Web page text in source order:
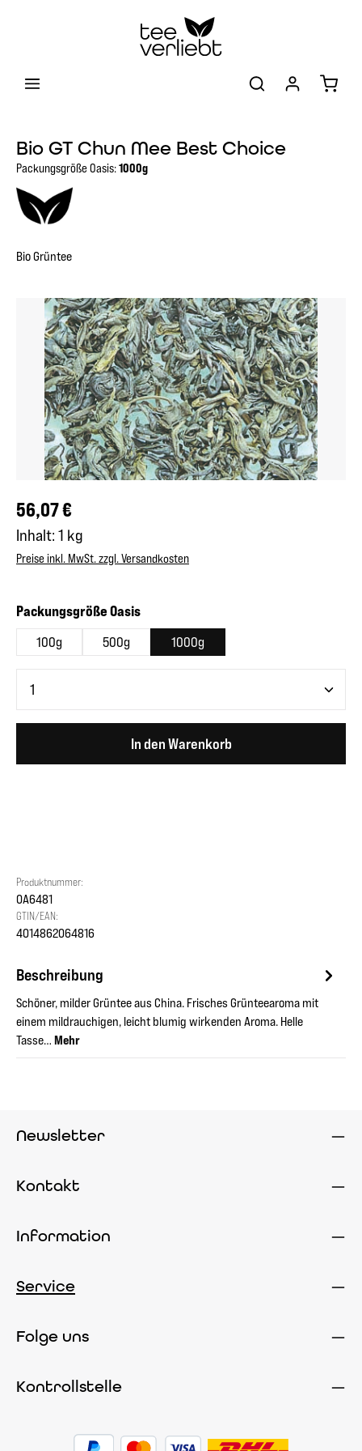
Bio GT Chun Mee Best Choice
Packungsgröße Oasis:1000g
Bio Grüntee
Bildergalerie überspringen
Regulärer Preis:
56,07 €
Inhalt: 1 kg
Preise inkl. MwSt. zzgl. Versandkosten
Packungsgröße Oasisauswählen
100g 500g 1000g
In den Warenkorb
Produktnummer:
OA6481
GTIN/EAN:
4014862064816
Beschreibung
Schöner, milder Grüntee aus China. Frisches Grünteearoma mit
einem mildrauchigen, leicht blumig wirkenden Aroma. Helle
Tasse… Mehr
Newsletter
Kontakt
Information
Service
Folge uns
Kontrollstelle